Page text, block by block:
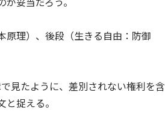
理）、後段（生きる自由：防御
見たように、差別されない権利を含
捉える。